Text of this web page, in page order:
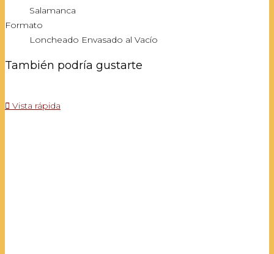
Salamanca
Formato
Loncheado Envasado al Vacío
También podría gustarte
 Vista rápida